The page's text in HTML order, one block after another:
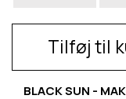
Tilføj til
BLACK SUN -